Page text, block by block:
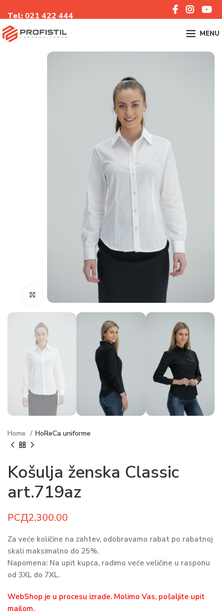
Tel: 021 422 444
MENU
Home HoReCa uniforme
Košulja ženska Classic
art.719az
РСД
Za veće količine na zahtev, odobravamo rabat po rabatnoj
skali maksimalno do 25%.
Napomena: Na upit kupca, radimo veće veličine u rasponu
od 3XL do 7XL.
WebShop je u procesu izrade. Molimo Vas, pošaljite upit
mailom.